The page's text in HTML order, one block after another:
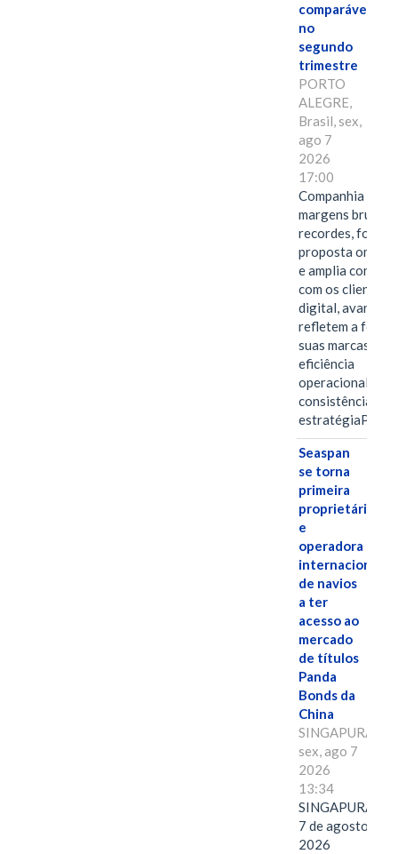
comparável,
no
segundo
trimestre
PORTO
ALEGRE,
Brasil, sex,
ago 7
2026
17:00
Companhia
margens brutas
recordes,
proposta
e amplia
com os clientes
digital, avanços
refletem a força
suas marcas, a
eficiência
operacional e a
consistência de
Seaspan
se torna
primeira
proprietária
e
operadora
internacional
de navios
a ter
acesso ao
mercado
de títulos
Panda
Bonds da
China
SINGAPURA,
sex, ago 7
2026
13:34
SINGAPURA,
7 de agosto de
2026